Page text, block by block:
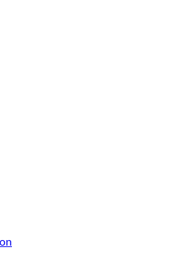
costo económico. Además, elige entre las
soldadoras
seguridad son factores importantes al
por ello contamos con una amplia
en Accesorios de soldadoras. De
rendimiento, excelencia y satisfacción
productos:
el soldador